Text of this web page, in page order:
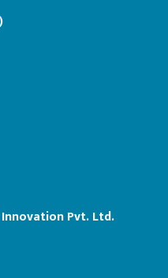
Pvt. Ltd.